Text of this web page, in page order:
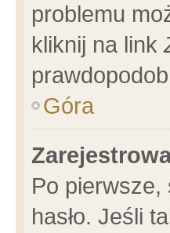
problemu
kliknij na link
Góra
Po pierwsze,
hasło. Jeśli